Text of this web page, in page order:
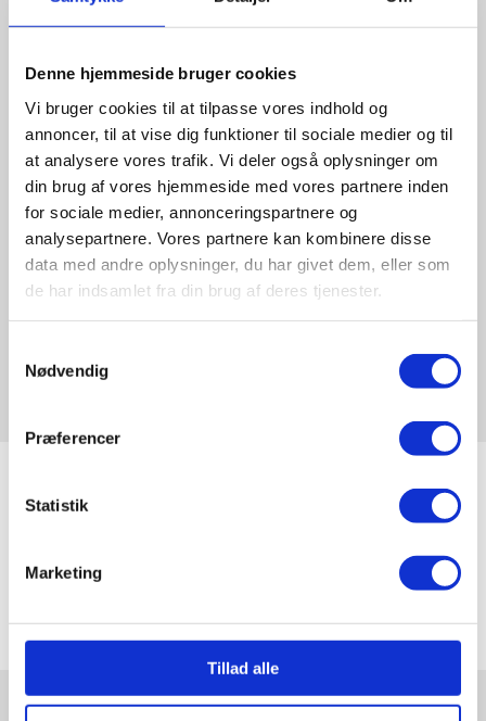
Denne hjemmeside bruger cookies
Vi bruger cookies til at tilpasse vores indhold og
annoncer, til at vise dig funktioner til sociale medier og til
at analysere vores trafik. Vi deler også oplysninger om
din brug af vores hjemmeside med vores partnere inden
for sociale medier, annonceringspartnere og
analysepartnere. Vores partnere kan kombinere disse
data med andre oplysninger, du har givet dem, eller som
de har indsamlet fra din brug af deres tjenester.
Nødvendig
Præferencer
Statistik
Marketing
Tillad alle
Højskolelærer